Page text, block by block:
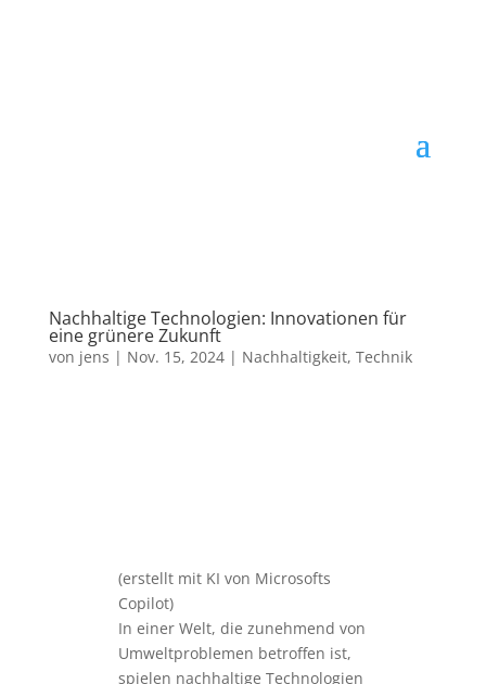
Nachhaltige Technologien: Innovationen für
eine grünere Zukunft
von jens | Nov. 15, 2024| Nachhaltigkeit, Technik
(erstellt mit KI von Microsofts
Copilot)
In einer Welt, die zunehmend von
Umweltproblemen betroffen ist,
spielen nachhaltige Technologien